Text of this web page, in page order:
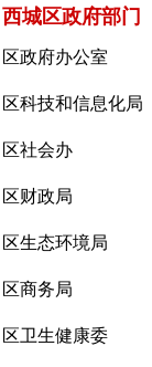
西城区政府部门
区政府办公室
区科技和信息化局
区社会办
区财政局
区生态环境局
区商务局
区卫生健康委